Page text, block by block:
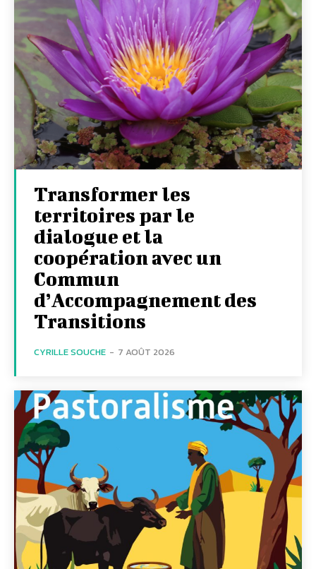
Transformer les
territoires par le
dialogue et la
coopération avec un
Commun
d’Accompagnement des
Transitions
CYRILLE SOUCHE - 7 AOÛT 2026